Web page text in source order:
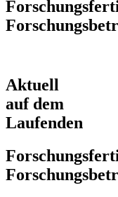
Aktuell
auf dem
Laufenden